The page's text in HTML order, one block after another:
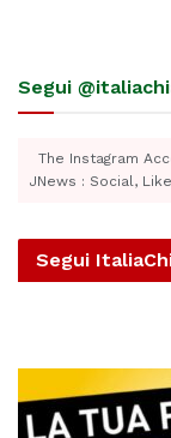
Segui
The Instagram
JNews : Social,
Segui